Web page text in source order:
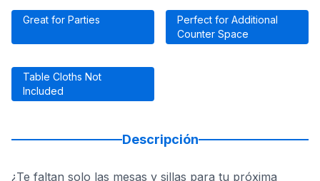
Great for Parties
Perfect for Additional
Counter Space
Table Cloths Not
Included
Descripción
¿Te faltan solo las mesas y sillas para tu próxima